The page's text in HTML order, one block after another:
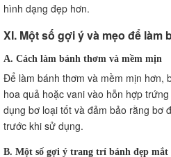
hình dạng đẹp hơn.
XI. Một số gợi ý và mẹo để làm
A. Cách làm bánh thơm và mềm mịn
Để làm bánh thơm và mềm mịn hơn,
hoa quả hoặc vani vào hỗn hợp
dụng bơ loại tốt và đảm bảo rằng bơ
trước khi sử dụng.
B. Một số gợi ý trang trí bánh đẹp mắt